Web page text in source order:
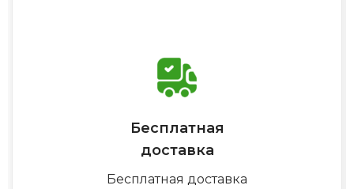
Бесплатная
доставка
Бесплатная доставка